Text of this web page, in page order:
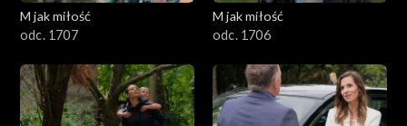
M jak miłość
odc. 1707
M jak miłość
odc. 1706